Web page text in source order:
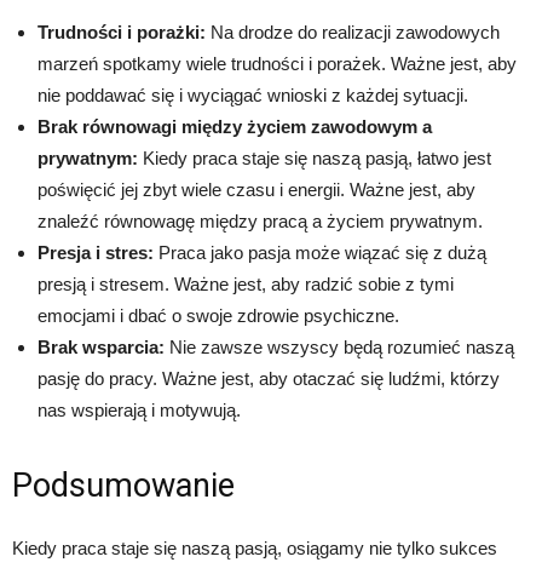
Trudności i porażki: Na drodze do realizacji zawodowych
marzeń spotkamy wiele trudności i porażek. Ważne jest, aby
nie poddawać się i wyciągać wnioski z każdej sytuacji.
Brak równowagi między życiem zawodowym a
prywatnym: Kiedy praca staje się naszą pasją, łatwo jest
poświęcić jej zbyt wiele czasu i energii. Ważne jest, aby
znaleźć równowagę między pracą a życiem prywatnym.
Presja i stres: Praca jako pasja może wiązać się z dużą
presją i stresem. Ważne jest, aby radzić sobie z tymi
emocjami i dbać o swoje zdrowie psychiczne.
Brak wsparcia: Nie zawsze wszyscy będą rozumieć naszą
pasję do pracy. Ważne jest, aby otaczać się ludźmi, którzy
nas wspierają i motywują.
Podsumowanie
Kiedy praca staje się naszą pasją, osiągamy nie tylko sukces